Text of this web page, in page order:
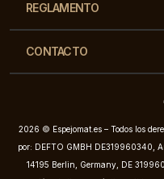
REGLAMENTO
CONTACTO
2026 © Espejomat.es – Todos los
por: DEFTO GMBH DE319960340,
14195 Berlin, Germany, DE